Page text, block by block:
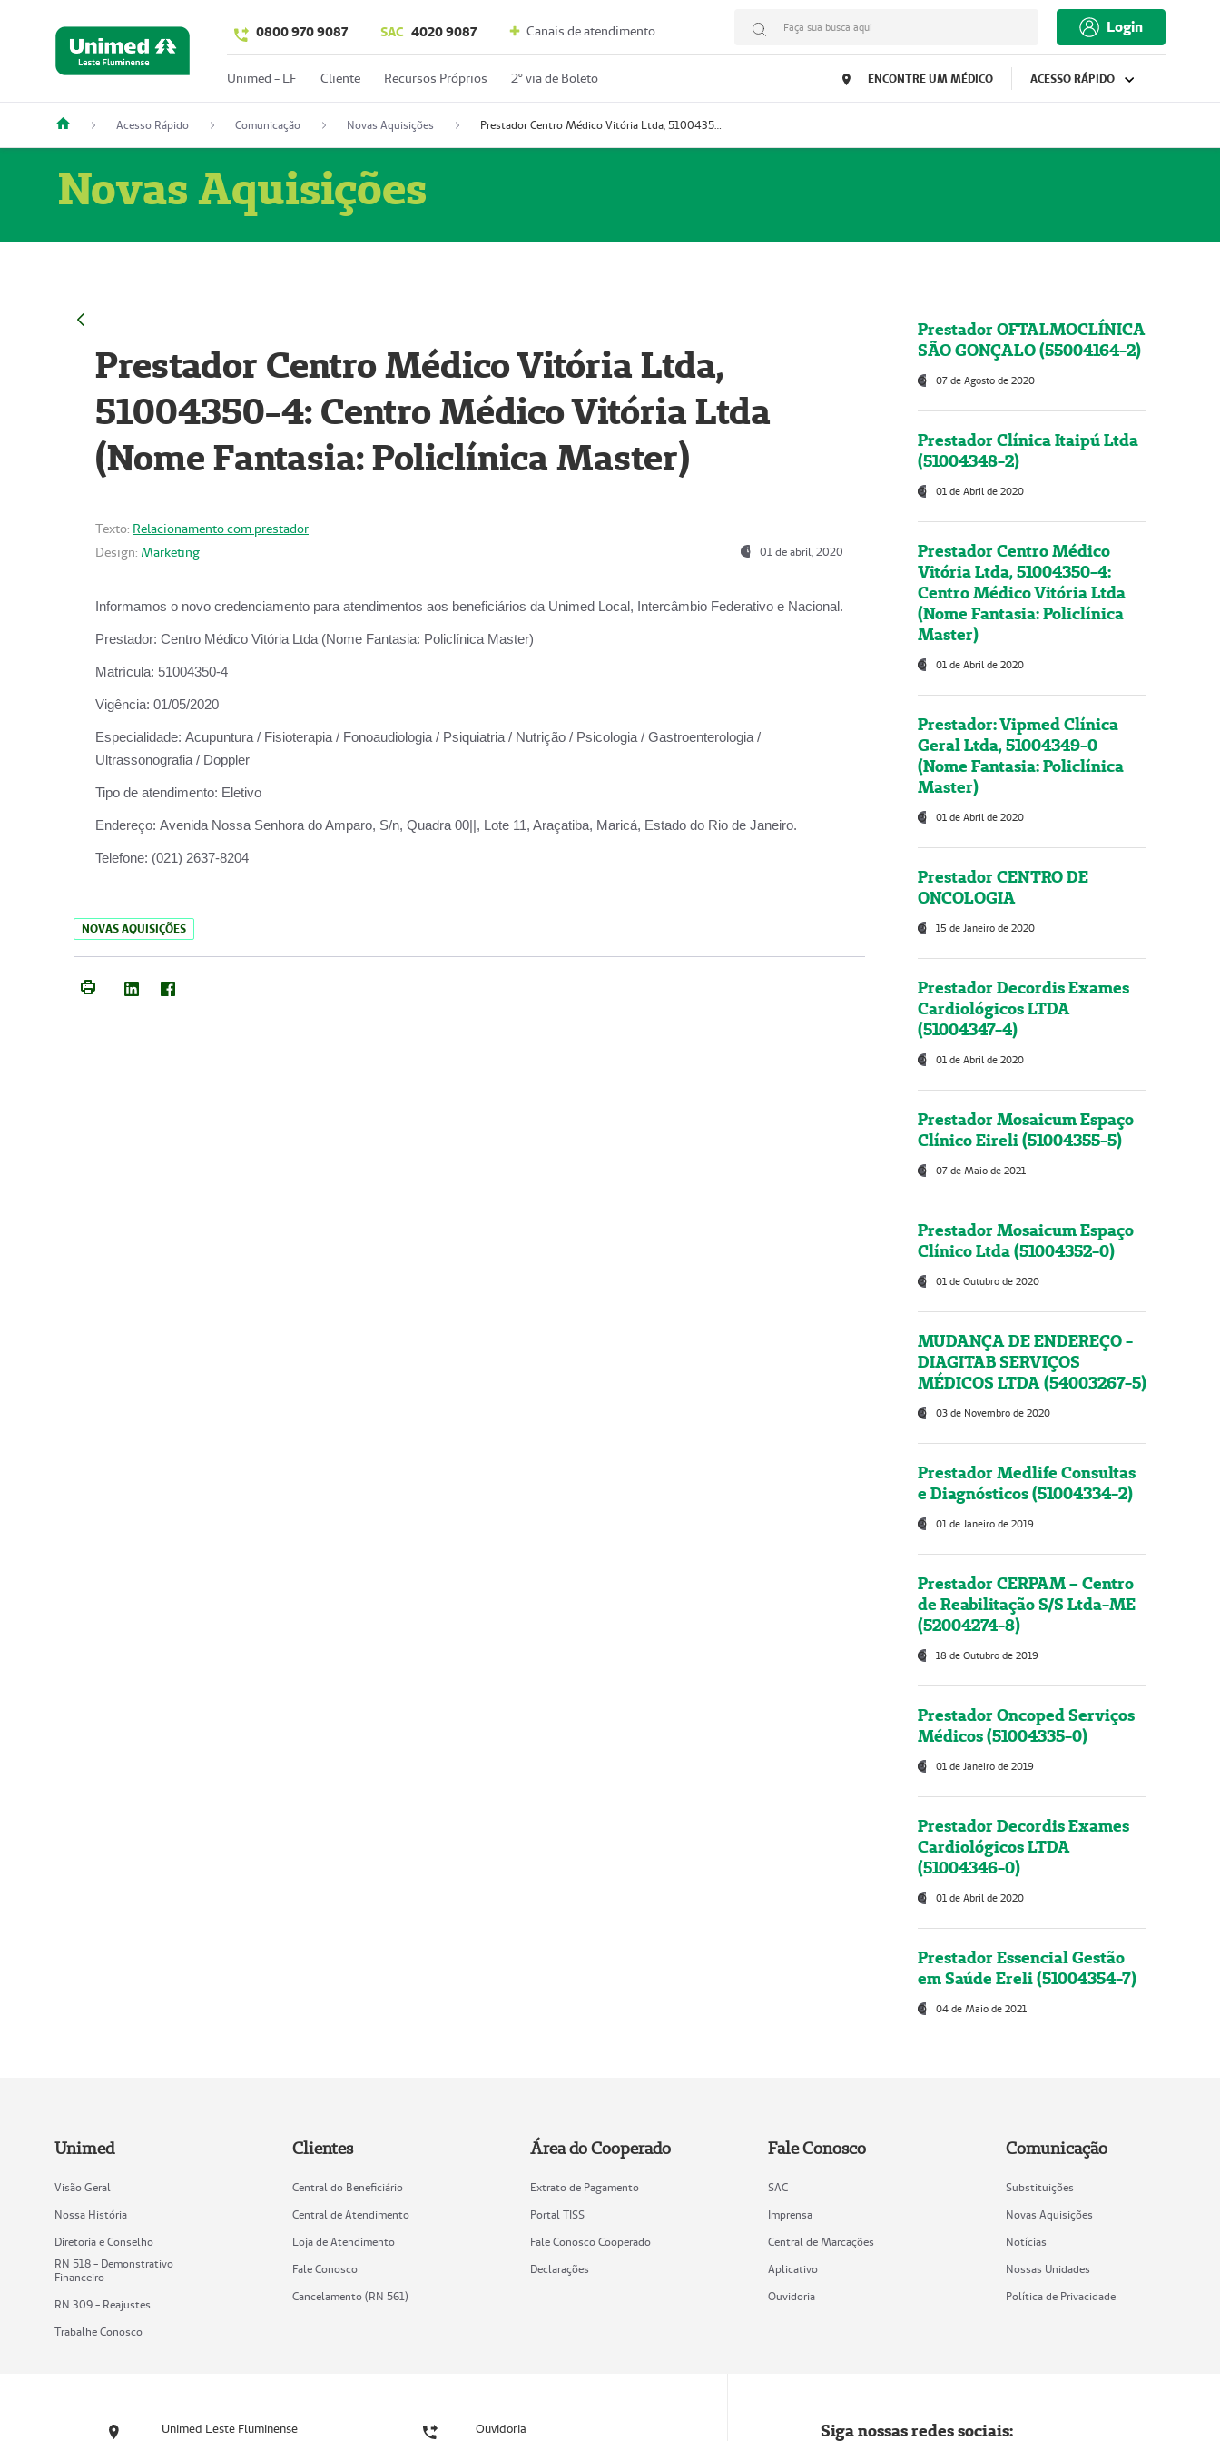
0800 970 9087 SAC 4020 9087 Canais de atendimento Faça sua busca aqui Login
Unimed - LF Cliente Recursos Próprios 2º via de Boleto ENCONTRE UM MÉDICO ACESSO RÁPIDO
Acesso Rápido Comunicação Novas Aquisições Prestador Centro Médico Vitória Ltda, 51004350-4: Centro Médico Vitória Ltda (Nome Fantasia: Policlínica Master)
Novas Aquisições
Prestador Centro Médico Vitória Ltda,
51004350-4: Centro Médico Vitória Ltda
(Nome Fantasia: Policlínica Master)
Texto: Relacionamento com prestador
Design: Marketing 01 de abril, 2020
Informamos o novo credenciamento para atendimentos aos beneficiários da Unimed Local, Intercâmbio Federativo e Nacional.
Prestador: Centro Médico Vitória Ltda (Nome Fantasia: Policlínica Master)
Matrícula: 51004350-4
Vigência: 01/05/2020
Especialidade: Acupuntura / Fisioterapia / Fonoaudiologia / Psiquiatria / Nutrição / Psicologia / Gastroenterologia /
Ultrassonografia / Doppler
Tipo de atendimento: Eletivo
Endereço: Avenida Nossa Senhora do Amparo, S/n, Quadra 00||, Lote 11, Araçatiba, Maricá, Estado do Rio de Janeiro.
Telefone: (021) 2637-8204
NOVAS AQUISIÇÕES
Prestador OFTALMOCLÍNICA
SÃO GONÇALO (55004164-2)
07 de Agosto de 2020
Prestador Clínica Itaipú Ltda
(51004348-2)
01 de Abril de 2020
Prestador Centro Médico
Vitória Ltda, 51004350-4:
Centro Médico Vitória Ltda
(Nome Fantasia: Policlínica
Master)
01 de Abril de 2020
Prestador: Vipmed Clínica
Geral Ltda, 51004349-0
(Nome Fantasia: Policlínica
Master)
01 de Abril de 2020
Prestador CENTRO DE
ONCOLOGIA
15 de Janeiro de 2020
Prestador Decordis Exames
Cardiológicos LTDA
(51004347-4)
01 de Abril de 2020
Prestador Mosaicum Espaço
Clínico Eireli (51004355-5)
07 de Maio de 2021
Prestador Mosaicum Espaço
Clínico Ltda (51004352-0)
01 de Outubro de 2020
MUDANÇA DE ENDEREÇO -
DIAGITAB SERVIÇOS
MÉDICOS LTDA (54003267-5)
03 de Novembro de 2020
Prestador Medlife Consultas
e Diagnósticos (51004334-2)
01 de Janeiro de 2019
Prestador CERPAM – Centro
de Reabilitação S/S Ltda-ME
(52004274-8)
18 de Outubro de 2019
Prestador Oncoped Serviços
Médicos (51004335-0)
01 de Janeiro de 2019
Prestador Decordis Exames
Cardiológicos LTDA
(51004346-0)
01 de Abril de 2020
Prestador Essencial Gestão
em Saúde Ereli (51004354-7)
04 de Maio de 2021
Unimed
Visão Geral
Nossa História
Diretoria e Conselho
RN 518 - Demonstrativo
Financeiro
RN 309 - Reajustes
Trabalhe Conosco
Clientes
Central do Beneficiário
Central de Atendimento
Loja de Atendimento
Fale Conosco
Cancelamento (RN 561)
Área do Cooperado
Extrato de Pagamento
Portal TISS
Fale Conosco Cooperado
Declarações
Fale Conosco
SAC
Imprensa
Central de Marcações
Aplicativo
Ouvidoria
Comunicação
Substituições
Novas Aquisições
Notícias
Nossas Unidades
Política de Privacidade
Unimed Leste Fluminense Ouvidoria Siga nossas redes sociais: